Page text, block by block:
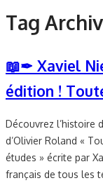
Tag
📖✒ Xaviel
édition !
Découvrez l’histoire
d’Olivier Roland «
études » écrite par
français de tous les